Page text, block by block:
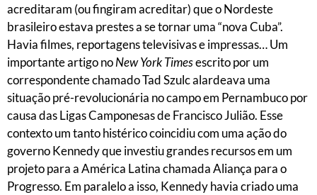
acreditaram (ou fingiram acreditar) que o Nordeste
brasileiro estava prestes a se tornar uma “nova Cuba”.
Havia filmes, reportagens televisivas e impressas… Um
importante artigo noNew York Timesescrito por um
correspondente chamado Tad Szulc alardeava uma
situação pré-revolucionária no campo em Pernambuco por
causa das Ligas Camponesas de Francisco Julião. Esse
contexto um tanto histérico coincidiu com uma ação do
governo Kennedy que investiu grandes recursos em um
projeto para a América Latina chamada Aliança para o
Progresso. Em paralelo a isso, Kennedy havia criado uma